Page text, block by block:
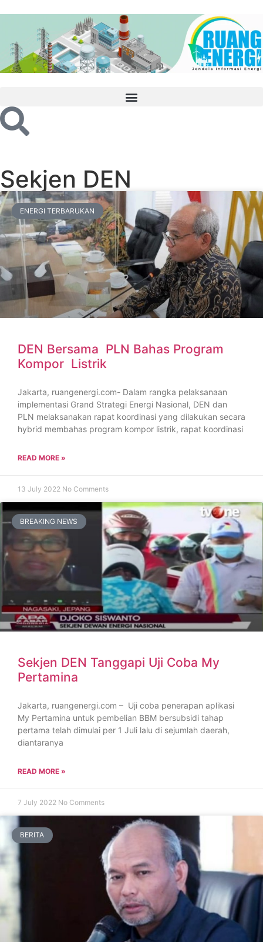
Sekjen DEN
ENERGI TERBARUKAN
DEN Bersama PLN Bahas Program
Kompor Listrik
Jakarta, ruangenergi.com- Dalam rangka pelaksanaan
implementasi Grand Strategi Energi Nasional, DEN dan
PLN melaksanakan rapat koordinasi yang dilakukan secara
hybrid membahas program kompor listrik, rapat koordinasi
READ MORE »
13 July 2022 No Comments
BREAKING NEWS
Sekjen DEN Tanggapi Uji Coba My
Pertamina
Jakarta, ruangenergi.com – Uji coba penerapan aplikasi
My Pertamina untuk pembelian BBM bersubsidi tahap
pertama telah dimulai per 1 Juli lalu di sejumlah daerah,
diantaranya
READ MORE »
7 July 2022 No Comments
BERITA